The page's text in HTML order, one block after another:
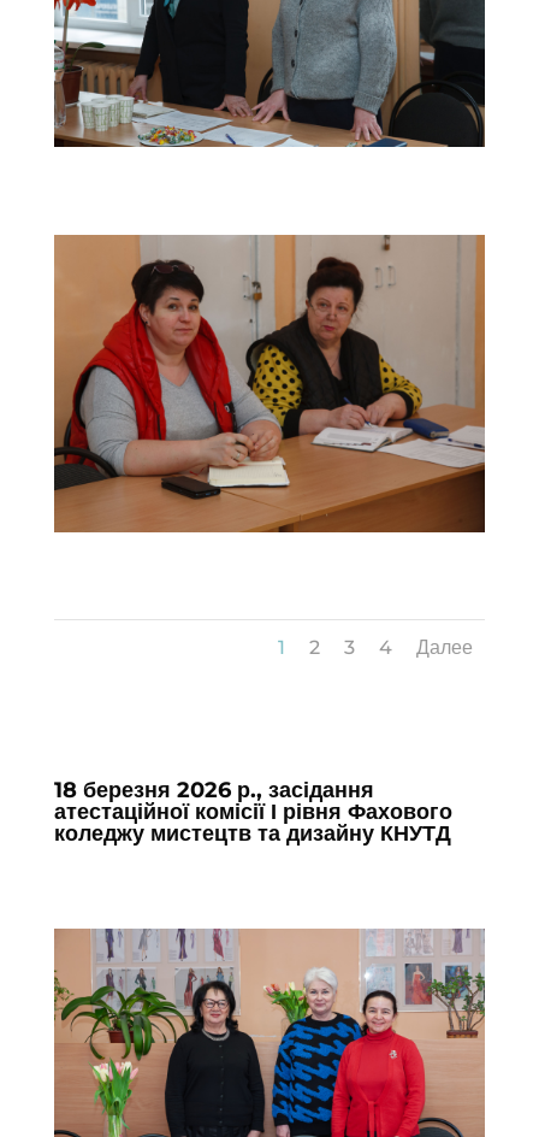
1 2 3 4 Далее
18 березня 2026 р., засідання
атестаційної комісії І рівня Фахового
коледжу мистецтв та дизайну КНУТД